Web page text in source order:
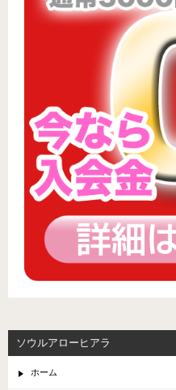
ソウルアローヒアラ
ホーム